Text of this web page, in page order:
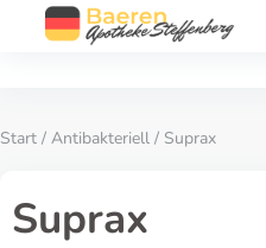
Start / Antibakteriell / Suprax
Suprax